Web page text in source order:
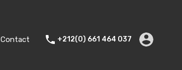
Contact +212(0) 661 464 037